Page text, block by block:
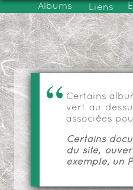
Albums Liens
Certains
vert au
associées
Certains
du site,
exemple, un